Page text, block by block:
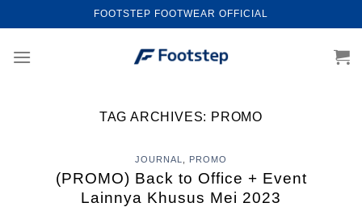
to
content
FOOTSTEP FOOTWEAR OFFICIAL
TAG ARCHIVES: PROMO
JOURNAL PROMO
(PROMO) Back to Office + Event
Lainnya Khusus Mei 2023